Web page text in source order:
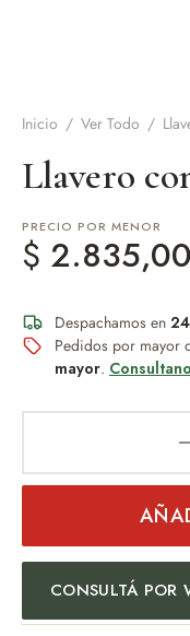
Inicio / Ver Todo /
Llavero
PRECIO POR MENOR
$ 2.835,00
Despachamos en
Pedidos por mayor
mayor.
CONSULTÁ POR
y accesorios